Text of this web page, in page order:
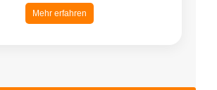
Mehr erfahren